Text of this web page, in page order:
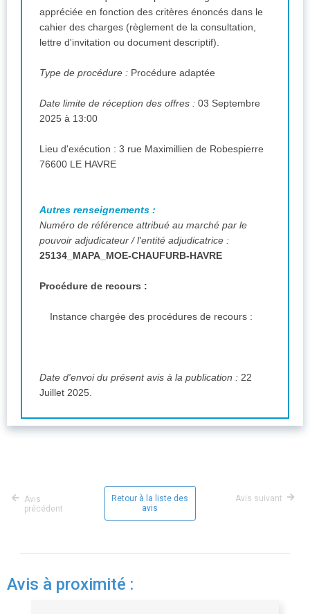
appréciée en fonction des critères énoncés dans le
cahier des charges (règlement de la consultation,
lettre d'invitation ou document descriptif).
Type de procédure : Procédure adaptée
Date limite de réception des offres : 03 Septembre
2025 à 13:00
Lieu d'exécution : 3 rue Maximillien de Robespierre
76600 LE HAVRE
Autres renseignements :
Numéro de référence attribué au marché par le
pouvoir adjudicateur / l'entité adjudicatrice :
25134_MAPA_MOE-CHAUFURB-HAVRE
Procédure de recours :
Instance chargée des procédures de recours :
Date d'envoi du présent avis à la publication : 22
Juillet 2025.
Avis
précédent
Retour à la liste des
avis
Avis suivant
Avis à proximité :